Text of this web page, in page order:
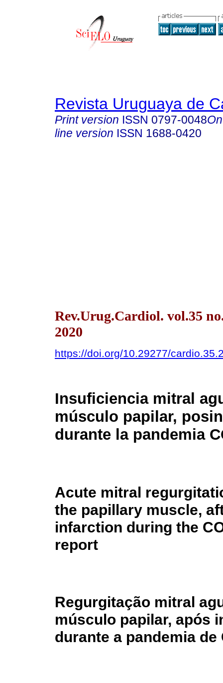
Revista Uruguaya de
Print version ISSN 0797-0048
line version ISSN 1688-0420
Rev.Urug.Cardiol. vol.35
2020
https://doi.org/10.29277/
Insuficiencia mitral
músculo papilar,
durante la pandemia
Acute mitral
the papillary muscle,
infarction during the
report
Regurgitação mitral
músculo papilar, após
durante a pandemia de